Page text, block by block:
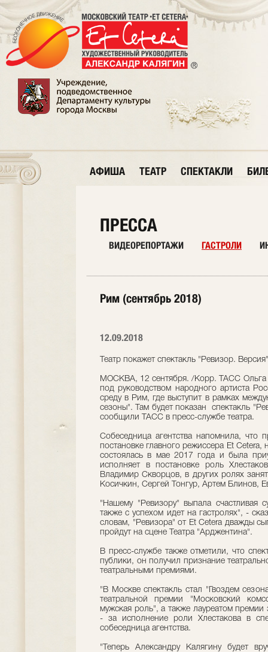
АФИША ТЕАТР СПЕКТАКЛИ
ПРЕССА
ВИДЕОРЕПОРТАЖИ ГАСТРОЛИ
Рим (сентябрь 2018)
12.09.2018
Театр покажет спектакль "Ревизор. Версия"
МОСКВА, 12 сентября. /Корр. ТАСС Ольга
под руководством народного артиста
среду в Рим, где выступит в рамках
сезоны". Там будет показан спектакль
сообщили ТАСС в пресс-службе театра.
Собеседница агентства напомнила, что
постановке главного режиссера Et
состоялась в мае 2017 года и была
исполняет в постановке роль
Владимир Скворцов, в других ролях
Косичкин, Сергей Тонгур, Артем Блинов,
"Нашему "Ревизору" выпала счастливая
также с успехом идет на гастролях", -
словам, "Ревизора" от Et Cetera дважды
пройдут на сцене Театра "Арджентина".
В пресс-службе также отметили, что
публики, он получил признание
театральными премиями.
"В Москве спектакль стал "Гвоздем
театральной премии "Московский
мужская роль", а также лауреатом премии
- за исполнение роли Хлестакова в
собеседница агентства.
"Теперь Александру Калягину будет